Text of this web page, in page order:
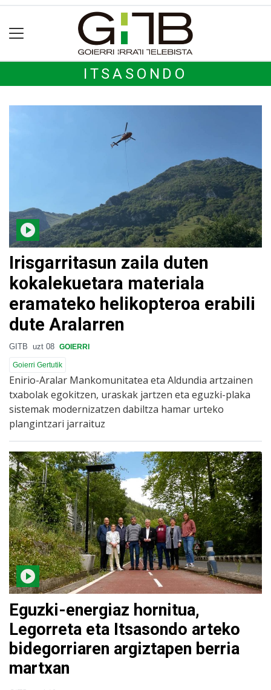
ITSASONDO
Irisgarritasun zaila duten
kokalekuetara materiala
eramateko helikopteroa erabili
dute Aralarren
GITB uzt 08 GOIERRI
Goierri Gertutik
Enirio-Aralar Mankomunitatea eta Aldundia artzainen
txabolak egokitzen, uraskak jartzen eta eguzki-plaka
sistemak modernizatzen dabiltza hamar urteko
plangintzari jarraituz
Eguzki-energiaz hornitua,
Legorreta eta Itsasondo arteko
bidegorriaren argiztapen berria
martxan